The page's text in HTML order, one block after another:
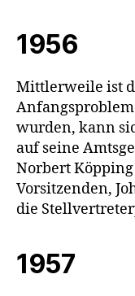
1956
Mittlerweile ist
wurden, kann
auf seine
Norbert
Vorsitzenden,
die
1957